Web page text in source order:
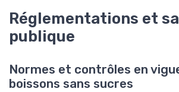
Réglementations et
publique
Normes et contrôles en
boissons sans sucres